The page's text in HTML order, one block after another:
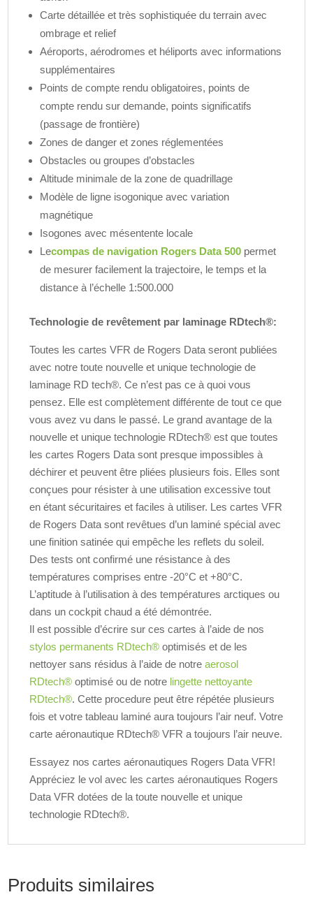
Carte détaillée et très sophistiquée du terrain avec
ombrage et relief
Aéroports, aérodromes et héliports avec informations
supplémentaires
Points de compte rendu obligatoires, points de
compte rendu sur demande, points significatifs
(passage de frontière)
Zones de danger et zones réglementées
Obstacles ou groupes d’obstacles
Altitude minimale de la zone de quadrillage
Modèle de ligne isogonique avec variation
magnétique
Isogones avec mésentente locale
Lecompas de navigation Rogers Data 500 permet
de mesurer facilement la trajectoire, le temps et la
distance à l’échelle 1:500.000
Technologie de revêtement par laminage RDtech®:
Toutes les cartes VFR de Rogers Data seront publiées
avec notre toute nouvelle et unique technologie de
laminage RD tech®. Ce n’est pas ce à quoi vous
pensez. Elle est complètement différente de tout ce que
vous avez vu dans le passé. Le grand avantage de la
nouvelle et unique technologie RDtech® est que toutes
les cartes Rogers Data sont presque impossibles à
déchirer et peuvent être pliées plusieurs fois. Elles sont
conçues pour résister à une utilisation excessive tout
en étant sécuritaires et faciles à utiliser. Les cartes VFR
de Rogers Data sont revêtues d’un laminé spécial avec
une finition satinée qui empêche les reflets du soleil.
Des tests ont confirmé une résistance à des
températures comprises entre -20°C et +80°C.
L’aptitude à l’utilisation à des températures arctiques ou
dans un cockpit chaud a été démontrée.
Il est possible d’écrire sur ces cartes à l’aide de nos
stylos permanents RDtech® optimisés et de les
nettoyer sans résidus à l’aide de notreaerosol
RDtech® optimisé ou de notre lingette nettoyante
RDtech®. Cette procedure peut être répétée plusieurs
fois et votre tableau laminé aura toujours l’air neuf. Votre
carte aéronautique RDtech® VFR a toujours l’air neuve.
Essayez nos cartes aéronautiques Rogers Data VFR!
Appréciez le vol avec les cartes aéronautiques Rogers
Data VFR dotées de la toute nouvelle et unique
technologie RDtech®.
Produits similaires